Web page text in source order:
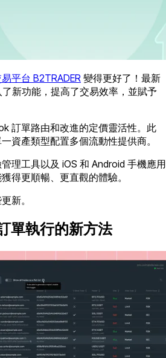
平台 B2TRADER 變得更好了！最新
了新功能，提高了交易效率，並賦予
訂單路由和改進的定價靈活性。此
資產類型配置多個流動性提供商。
理工具以及 iOS 和 Android 手機應用
得更順暢、更直觀的體驗。
新。
單執行的新方法